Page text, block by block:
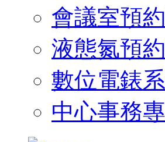
會議室預
液態氮預
數位電錶
中心事務